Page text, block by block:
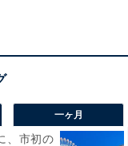
屋に並べて飾り
。
一ヶ月
、市初の